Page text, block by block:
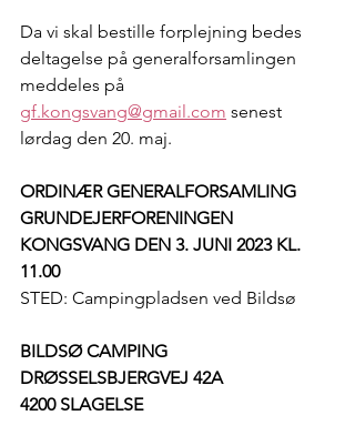
Da vi skal bestille forplejning bedes
deltagelse på generalforsamlingen
meddeles på
gf.kongsvang@gmail.com senest
lørdag den 20. maj.
ORDINÆR GENERALFORSAMLING
GRUNDEJERFORENINGEN
KONGSVANG DEN 3. JUNI 2023 KL.
11.00
STED: Campingpladsen ved Bildsø
BILDSØ CAMPING
DRØSSELSBJERGVEJ 42A
4200 SLAGELSE